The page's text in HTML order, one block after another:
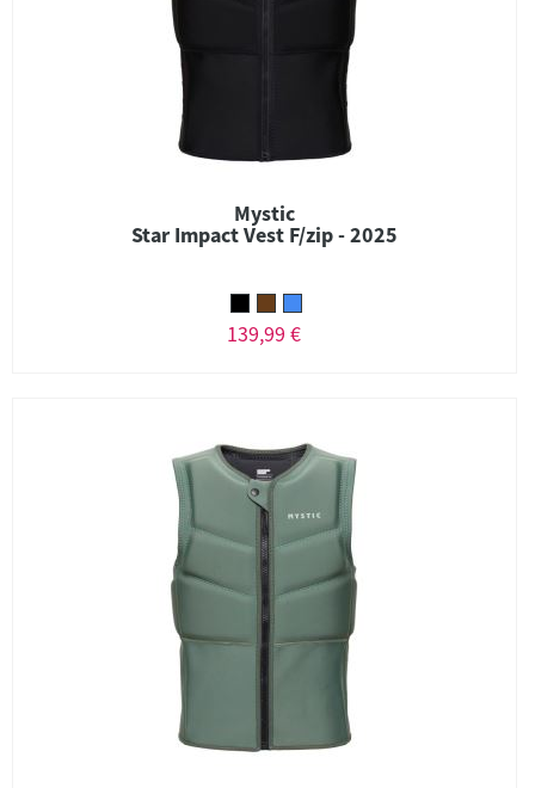
Mystic
Star Impact Vest F/zip - 2025
139,99 €